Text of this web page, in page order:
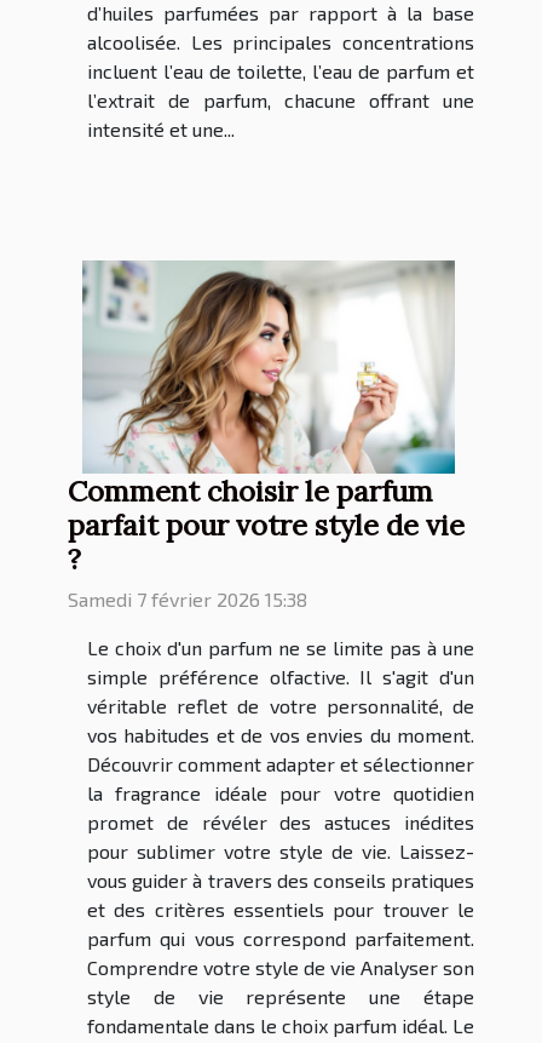
d’huiles parfumées par rapport à la base
alcoolisée. Les principales concentrations
incluent l’eau de toilette, l’eau de parfum et
l’extrait de parfum, chacune offrant une
intensité et une...
Comment choisir le parfum
parfait pour votre style de vie
?
Samedi 7 février 2026 15:38
Le choix d'un parfum ne se limite pas à une
simple préférence olfactive. Il s'agit d'un
véritable reflet de votre personnalité, de
vos habitudes et de vos envies du moment.
Découvrir comment adapter et sélectionner
la fragrance idéale pour votre quotidien
promet de révéler des astuces inédites
pour sublimer votre style de vie. Laissez-
vous guider à travers des conseils pratiques
et des critères essentiels pour trouver le
parfum qui vous correspond parfaitement.
Comprendre votre style de vie Analyser son
style de vie représente une étape
fondamentale dans le choix parfum idéal. Le